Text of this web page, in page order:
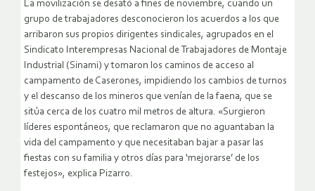
La movilización se desató a fines de noviembre, cuando un
grupo de trabajadores desconocieron los acuerdos a los que
arribaron sus propios dirigentes sindicales, agrupados en el
Sindicato Interempresas Nacional de Trabajadores de Montaje
Industrial (Sinami) y tomaron los caminos de acceso al
campamento de Caserones, impidiendo los cambios de turnos
y el descanso de los mineros que venían de la faena, que se
sitúa cerca de los cuatro mil metros de altura. «Surgieron
líderes espontáneos, que reclamaron que no aguantaban la
vida del campamento y que necesitaban bajar a pasar las
fiestas con su familia y otros días para ‘mejorarse’ de los
festejos», explica Pizarro.